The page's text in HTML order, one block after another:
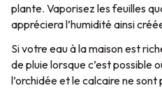
plante. Vaporisez les feuilles
appréciera l’humidité ainsi
Si votre eau à la maison est
de pluie lorsque c’est possible
l’orchidée et le calcaire ne sont